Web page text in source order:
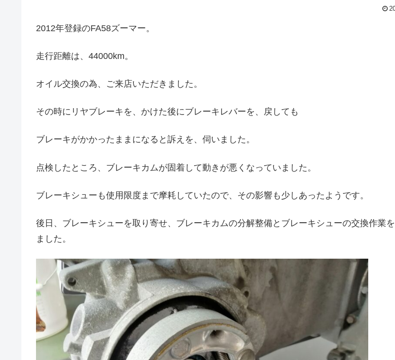
2012年登録のFA58ズーマー。
走行距離は、44000km。
オイル交換の為、ご来店いただきました。
その時にリヤブレーキを、かけた後にブレーキレバーを、戻しても
ブレーキがかかったままになると訴えを、伺いました。
点検したところ、ブレーキカムが固着して動きが悪くなっていました。
ブレーキシューも使用限度まで摩耗していたので、その影響も少しあったようです。
後日、ブレーキシューを取り寄せ、ブレーキカムの分解整備とブレーキシューの交換作業
ました。